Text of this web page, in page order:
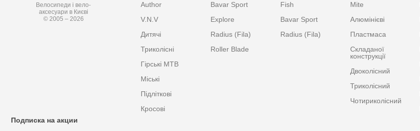
Велосипеди і вело-
аксесуари в Києві
© 2005 – 2026
Author
V.N.V
Дитячі
Триколісні
Гірські MTB
Міські
Підліткові
Кросові
Bavar Sport
Explore
Radius (Fila)
Roller Blade
Fish
Bavar Sport
Radius (Fila)
Mite
Алюмінієві
Пластмаса
Складаної
конструкції
Двоколісний
Триколісний
Чотириколісний
Подписка на акции